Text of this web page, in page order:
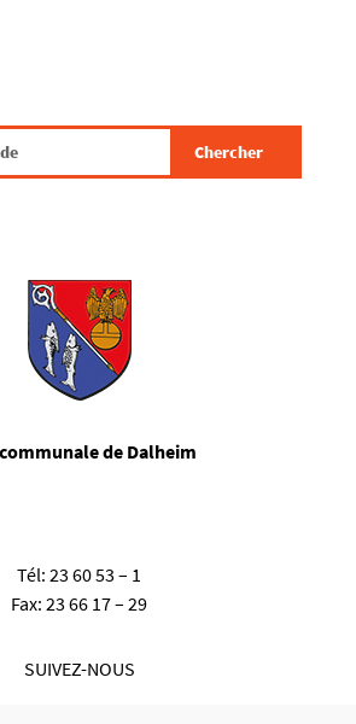
de Dalheim
Tél:23 60 53 – 1
Fax:23 66 17 – 29
SUIVEZ-NOUS